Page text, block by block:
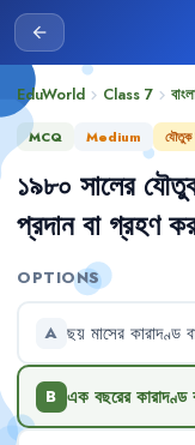
arrow_back
EduWorld chevron_right Class 7 chevron_right
MCQ Medium যৌতুক
১৯৮০ সালের
প্রদান বা গ্রহণ
OPTIONS
A ছয় মাসের কারাদণ্ড
B এক বছরের কারাদণ্ড